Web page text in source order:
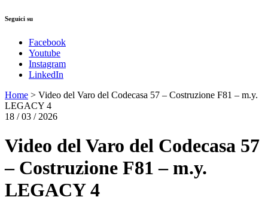
Seguici su
Facebook
Youtube
Instagram
LinkedIn
Home > Video del Varo del Codecasa 57 – Costruzione F81 – m.y.
LEGACY 4
18 / 03 / 2026
Video del Varo del Codecasa 57
– Costruzione F81 – m.y.
LEGACY 4